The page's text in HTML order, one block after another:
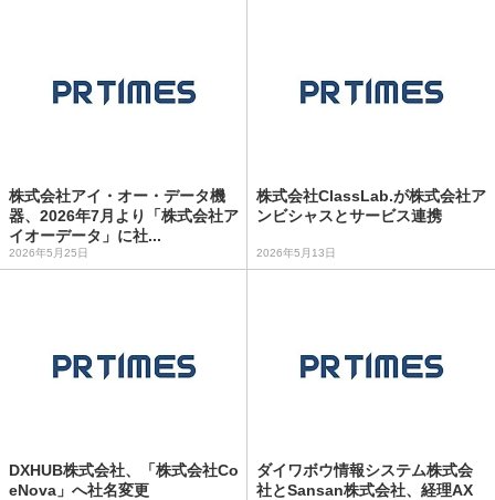
株式会社アイ・オー・データ機
器、2026年7月より「株式会社ア
イオーデータ」に社...
2026年5月25日
株式会社ClassLab.が株式会社ア
ンビシャスとサービス連携
2026年5月13日
DXHUB株式会社、「株式会社Co
eNova」へ社名変更
ダイワボウ情報システム株式会
社とSansan株式会社、経理AX